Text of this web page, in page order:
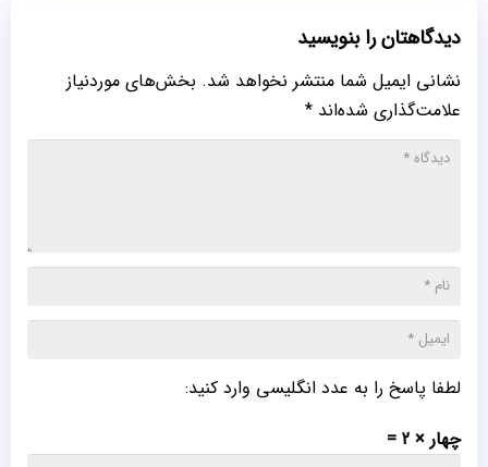
دیدگاهتان را بنویسید
نشانی ایمیل شما منتشر نخواهد شد. بخش‌های موردنیاز
علامت‌گذاری شده‌اند *
لطفا پاسخ را به عدد انگلیسی وارد کنید:
چهار × 2 =